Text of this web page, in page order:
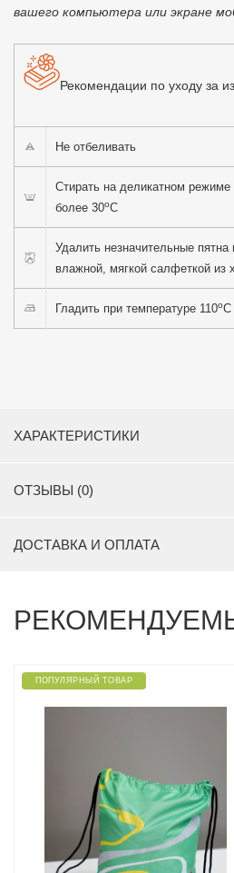
вашего компьютера или экране
Рекомендации по уходу за
Не отбеливать
Стирать на деликатном
более 30oC
Удалить незначительные
влажной, мягкой салфеткой из
Гладить при температуре 110oC
ХАРАКТЕРИСТИКИ
ОТЗЫВЫ (0)
ДОСТАВКА И ОПЛАТА
ПОПУЛЯРНЫЙ ТОВАР